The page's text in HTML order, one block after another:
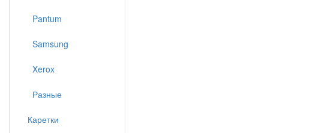
Pantum
Samsung
Xerox
Разные
Каретки